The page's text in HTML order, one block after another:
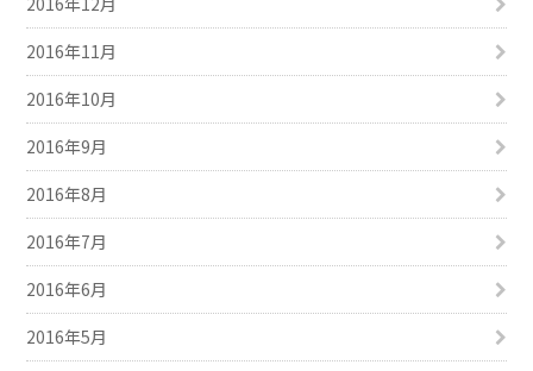
2016年11月
2016年10月
2016年9月
2016年8月
2016年7月
2016年6月
2016年5月